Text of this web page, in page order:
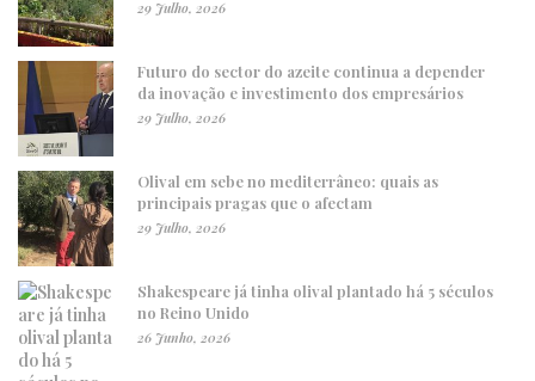
29 Julho, 2026
Futuro do sector do azeite continua a depender
da inovação e investimento dos empresários
29 Julho, 2026
Olival em sebe no mediterrâneo: quais as
principais pragas que o afectam
29 Julho, 2026
Shakespeare já tinha olival plantado há 5 séculos
no Reino Unido
26 Junho, 2026